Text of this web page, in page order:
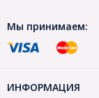
Мы принимаем:
ИНФОРМАЦИЯ